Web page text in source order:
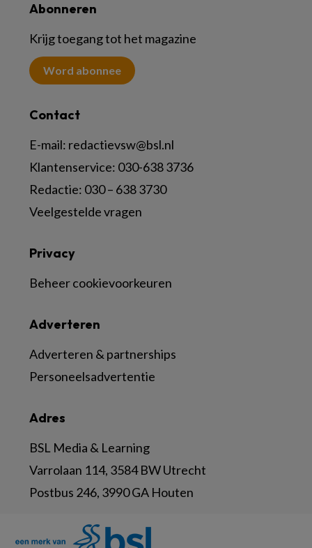
Abonneren
Krijg toegang tot het magazine
Word abonnee
Contact
E-mail: redactievsw@bsl.nl
Klantenservice: 030-638 3736
Redactie: 030 – 638 3730
Veelgestelde vragen
Adres
BSL Media & Learning
Varrolaan 114, 3584 BW Utrecht
Postbus 246, 3990 GA Houten
Adverteren
Adverteren & partnerships
Personeelsadvertentie
Privacy
Beheer cookievoorkeuren